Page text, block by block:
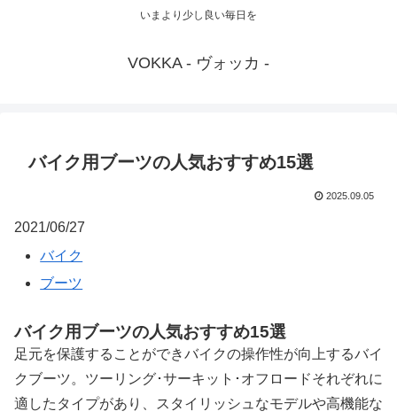
いまより少し良い毎日を
VOKKA - ヴォッカ -
バイク用ブーツの人気おすすめ15選
2025.09.05
2021/06/27
バイク
ブーツ
バイク用ブーツの人気おすすめ15選
足元を保護することができバイクの操作性が向上するバイ
クブーツ。ツーリング･サーキット･オフロードそれぞれに
適したタイプがあり、スタイリッシュなモデルや高機能な